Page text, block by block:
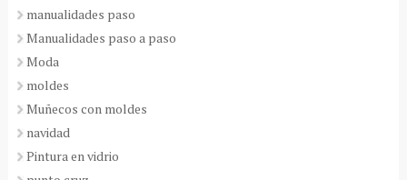
manualidades paso
Manualidades paso a paso
Moda
moldes
Muñecos con moldes
navidad
Pintura en vidrio